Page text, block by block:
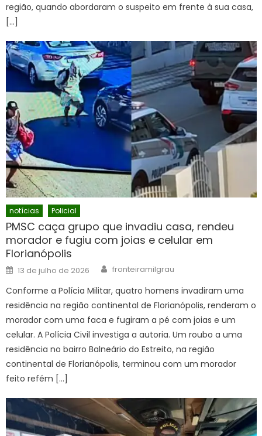
região, quando abordaram o suspeito em frente à sua casa,
[…]
notícias Policial
PMSC caça grupo que invadiu casa, rendeu
morador e fugiu com joias e celular em
Florianópolis
Posted
on
13 de julho de 2026 Author
fronteiramilgrau
Conforme a Polícia Militar, quatro homens invadiram uma
residência na região continental de Florianópolis, renderam o
morador com uma faca e fugiram a pé com joias e um
celular. A Polícia Civil investiga a autoria. Um roubo a uma
residência no bairro Balneário do Estreito, na região
continental de Florianópolis, terminou com um morador
feito refém […]